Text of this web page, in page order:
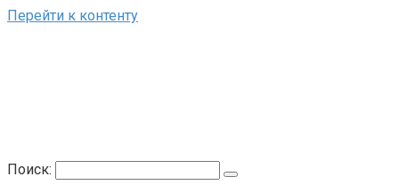
Перейти к контенту
Поиск: